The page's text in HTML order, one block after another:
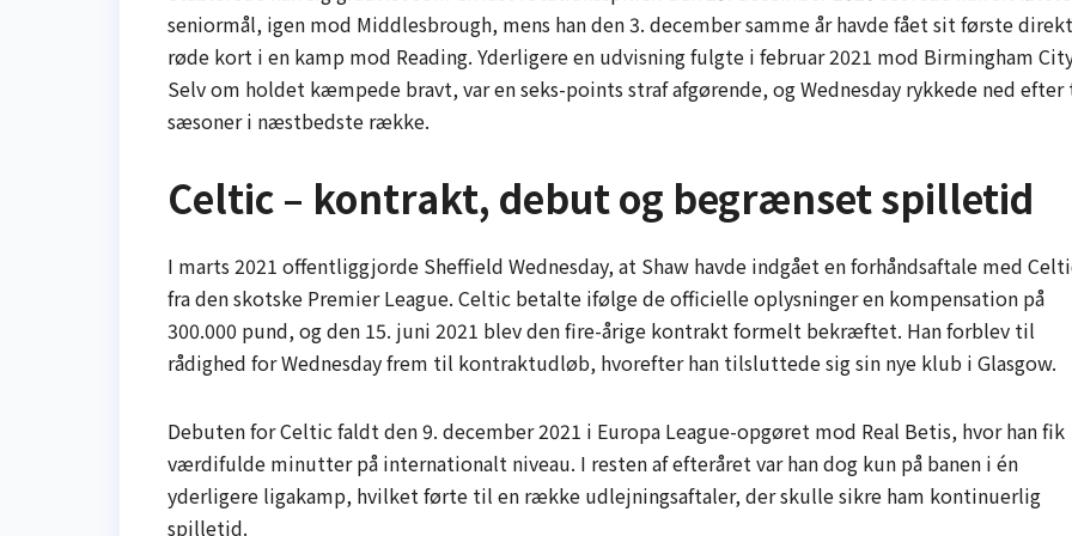
seniormål, igen mod Middlesbrough, mens han den 3. december samme år havde fået sit første
røde kort i en kamp mod Reading. Yderligere en udvisning fulgte i februar 2021 mod Birmingham
Selv om holdet kæmpede bravt, var en seks-points straf afgørende, og Wednesday rykkede ned efter
sæsoner i næstbedste række.
Celtic – kontrakt, debut og begrænset spilletid
I marts 2021 offentliggjorde Sheffield Wednesday, at Shaw havde indgået en forhåndsaftale med
fra den skotske Premier League. Celtic betalte ifølge de officielle oplysninger en kompensation på
300.000 pund, og den 15. juni 2021 blev den fire-årige kontrakt formelt bekræftet. Han forblev til
rådighed for Wednesday frem til kontraktudløb, hvorefter han tilsluttede sig sin nye klub i Glasgow.
Debuten for Celtic faldt den 9. december 2021 i Europa League-opgøret mod Real Betis, hvor han fik
værdifulde minutter på internationalt niveau. I resten af efteråret var han dog kun på banen i én
yderligere ligakamp, hvilket førte til en række udlejningsaftaler, der skulle sikre ham kontinuerlig
spilletid.